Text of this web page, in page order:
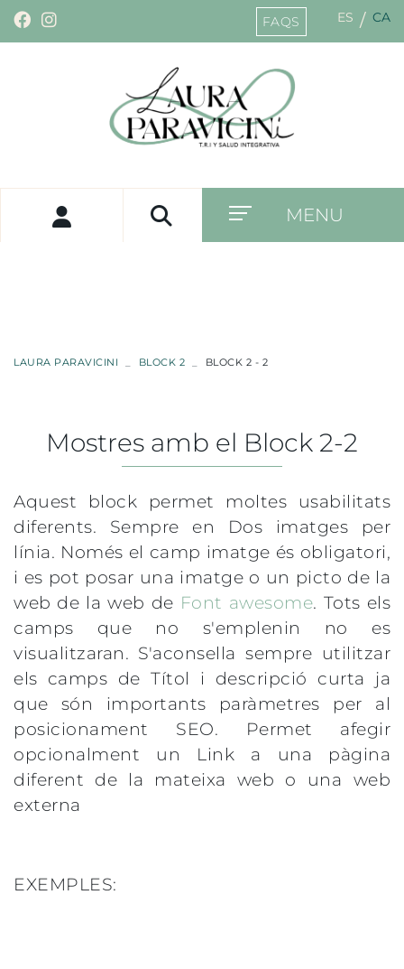
FAQS ES / CA
MENU
LAURA PARAVICINI BLOCK 2 BLOCK 2 - 2
Mostres amb el Block 2-2
Aquest block permet moltes usabilitats
diferents. Sempre en Dos imatges per
línia. Només el camp imatge és obligatori,
i es pot posar una imatge o un picto de la
web de la web de Font awesome. Tots els
camps que no s'emplenin no es
visualitzaran. S'aconsella sempre utilitzar
els camps de Títol i descripció curta ja
que són importants paràmetres per al
posicionament SEO. Permet afegir
opcionalment un Link a una pàgina
diferent de la mateixa web o una web
externa
EXEMPLES: